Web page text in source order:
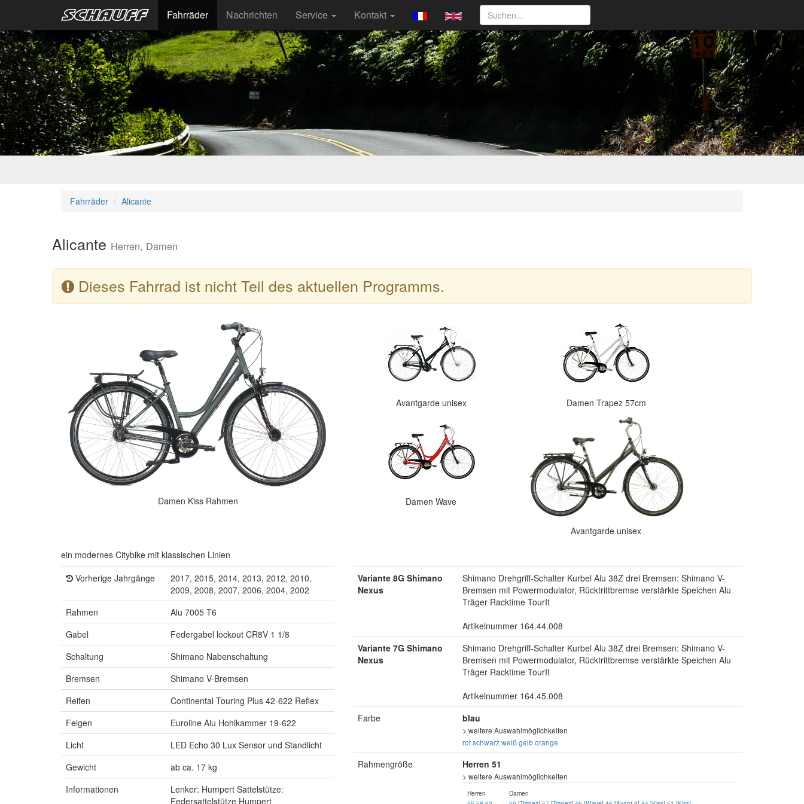
Fahrräder Nachrichten Service Kontakt
Fahrräder Alicante
Alicante Herren, Damen
Dieses Fahrrad ist nicht Teil des aktuellen Programms.
Damen Kiss Rahmen
Avantgarde unisex Damen Trapez 57cm
Damen Wave
Avantgarde unisex
ein modernes Citybike mit klassischen Linien
Vorherige Jahrgänge
2017, 2015, 2014, 2013, 2012, 2010,
2009, 2008, 2007, 2006, 2004, 2002
Rahmen
Alu 7005 T6
Gabel
Federgabel lockout CR8V 1 1/8
Schaltung
Shimano Nabenschaltung
Bremsen
Shimano V-Bremsen
Reifen
Continental Touring Plus 42-622 Reflex
Felgen
Euroline Alu Hohlkammer 19-622
Licht
LED Echo 30 Lux Sensor und Standlicht
Gewicht
ab ca. 17 kg
Informationen
Lenker: Humpert Sattelstütze:
Federsattelstütze Humpert
Variante 8G Shimano
Nexus
Shimano Drehgriff-Schalter Kurbel Alu 38Z drei Bremsen: Shimano V-
Bremsen mit Powermodulator, Rücktrittbremse verstärkte Speichen Alu
Träger Racktime TourIt
Artikelnummer 164.44.008
Variante 7G Shimano
Nexus
Shimano Drehgriff-Schalter Kurbel Alu 38Z drei Bremsen: Shimano V-
Bremsen mit Powermodulator, Rücktrittbremse verstärkte Speichen Alu
Träger Racktime TourIt
Artikelnummer 164.45.008
Farbe
blau
> weitere Auswahlmöglichkeiten
rot schwarz weiß gelb orange
Rahmengröße Herren 51
> weitere Auswahlmöglichkeiten
Herren
Damen